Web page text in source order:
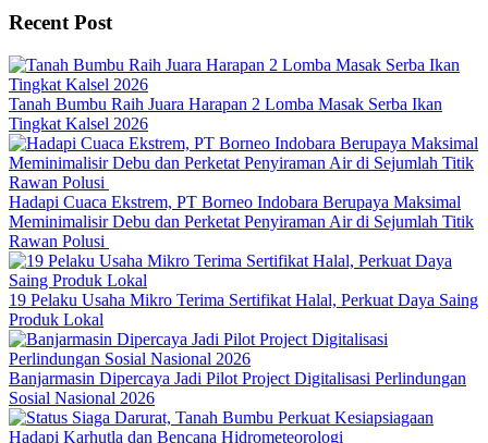
Recent Post
Tanah Bumbu Raih Juara Harapan 2 Lomba Masak Serba Ikan
Tingkat Kalsel 2026
Hadapi Cuaca Ekstrem, PT Borneo Indobara Berupaya Maksimal
Meminimalisir Debu dan Perketat Penyiraman Air di Sejumlah Titik
Rawan Polusi
19 Pelaku Usaha Mikro Terima Sertifikat Halal, Perkuat Daya Saing
Produk Lokal
Banjarmasin Dipercaya Jadi Pilot Project Digitalisasi Perlindungan
Sosial Nasional 2026